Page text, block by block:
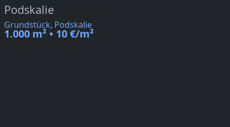
Podskalie
Grundstück, Podskalie
1.000 m² • 10 €/m²